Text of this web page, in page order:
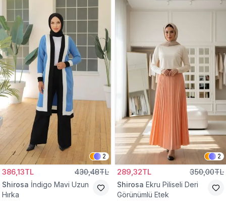
2
386,13TL 430,48TL
Shirosa İndigo Mavi Uzun
Hırka
2
289,32TL 350,00TL
Shirosa Ekru Piliseli Deri
Görünümlü Etek